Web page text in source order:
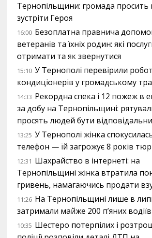
Тернопільщини: громада просить
зустріти Героя
16:00 Безоплатна правнича
ветеранів та їхніх родин: які
отримати та як звернутися
15:10 У Тернополі перевірили
кондиціонерів у громадському
14:33 Рекордна спека і 12 пожеж в
за добу на Тернопільщині:
просять людей бути
13:25 У Тернополі жінка
телефон — їй загрожує 8 років
12:31 Шахрайство в інтернеті: на
Тернопільщині жінка втратила
гривень, намагаючись продати
11:26 На Тернопільщині лише в
затримали майже 200 п’яних водіїв
10:35 Шестеро потерпілих і